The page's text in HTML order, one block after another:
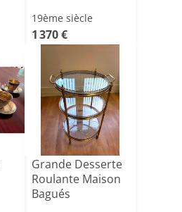
19ème siècle
1 370 €
Grande Desserte
Roulante Maison
Bagués